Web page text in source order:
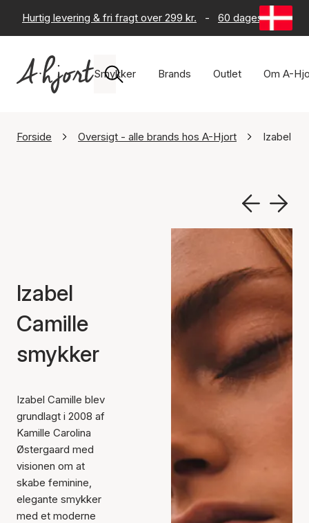
Hurtig levering & fri fragt over 299 kr. - 60 dages returret
Smykker Brands Outlet Om A-
Forside Oversigt - alle brands hos A-Hjort Izabel
Izabel
Camille
smykker
Izabel Camille blev
grundlagt i 2008 af
Kamille Carolina
Østergaard med
visionen om at
skabe feminine,
elegante smykker
med et moderne